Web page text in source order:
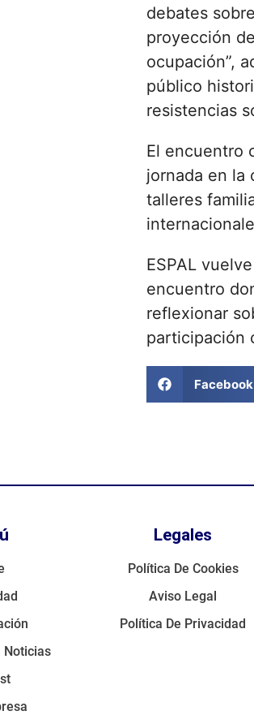
debates
proyección
ocupación”,
público
resistencias
El encuentro
jornada en la
talleres
ESPAL
encuentro
reflexionar
participación
Facebook
Noticias
Legales
Política De Cookies
Aviso Legal
Política De Privacidad